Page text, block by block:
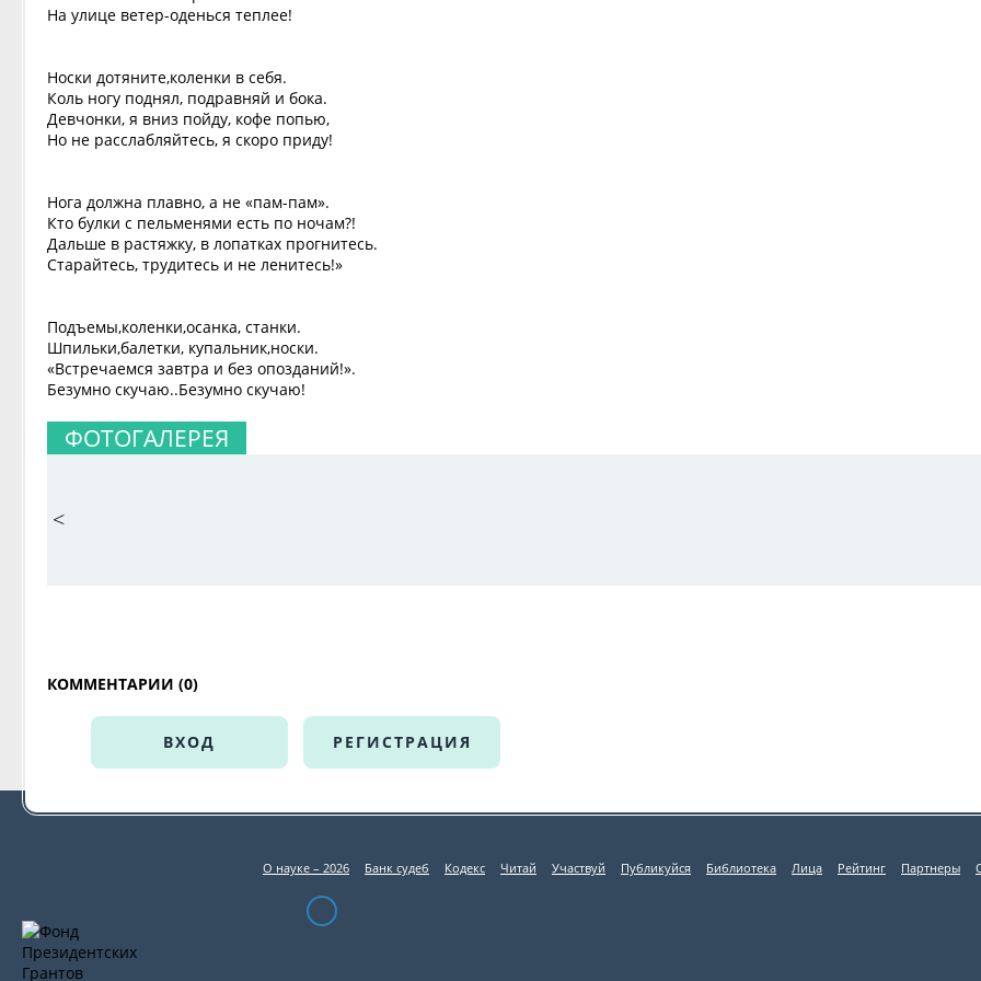
На улице ветер-оденься теплее!
Носки дотяните,коленки в себя.
Коль ногу поднял, подравняй и бока.
Девчонки, я вниз пойду, кофе попью,
Но не расслабляйтесь, я скоро приду!
Нога должна плавно, а не «пам-пам».
Кто булки с пельменями есть по ночам?!
Дальше в растяжку, в лопатках прогнитесь.
Старайтесь, трудитесь и не ленитесь!»
Подъемы,коленки,осанка, станки.
Шпильки,балетки, купальник,носки.
«Встречаемся завтра и без опозданий!».
Безумно скучаю..Безумно скучаю!
ФОТОГАЛЕРЕЯ
<
КОММЕНТАРИИ (0)
ВХОД РЕГИСТРАЦИЯ
О науке – 2026 Банк судеб Кодекс Читай Участвуй Публикуйся Библиотека Лица Рейтинг Партнеры